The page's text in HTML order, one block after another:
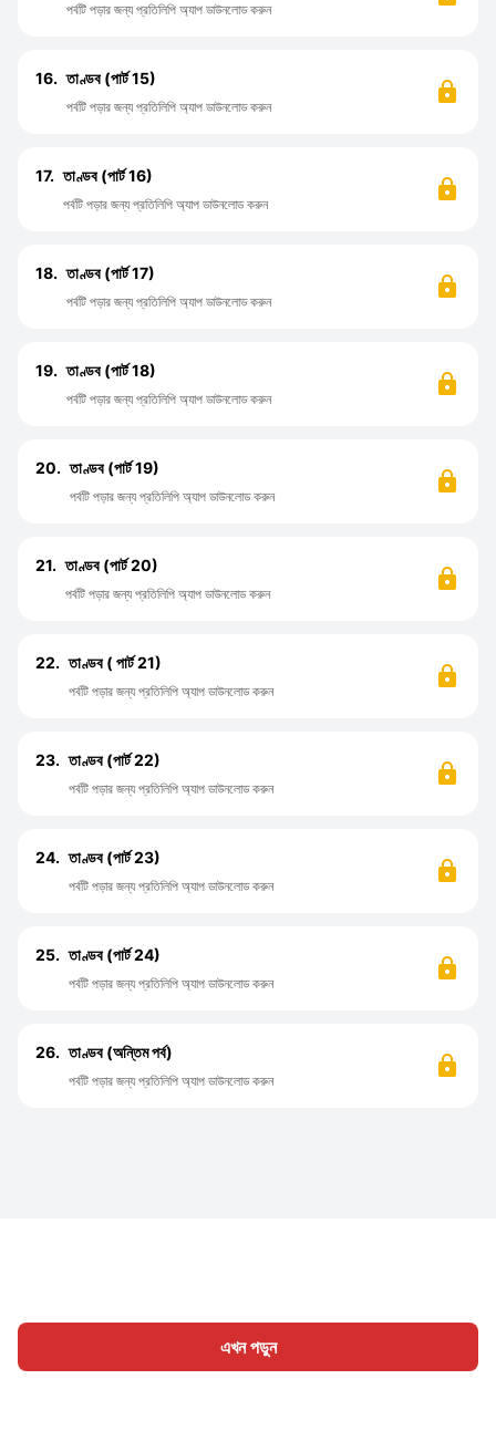
এখন পড়ুন
পর্বটি পড়ার জন্য প্রতিলিপি অ্যাপ ডাউনলোড করুন
16. তাণ্ডব (পার্ট 15)
পর্বটি পড়ার জন্য প্রতিলিপি অ্যাপ ডাউনলোড করুন
17. তাণ্ডব (পার্ট 16)
পর্বটি পড়ার জন্য প্রতিলিপি অ্যাপ ডাউনলোড করুন
18. তাণ্ডব (পার্ট 17)
পর্বটি পড়ার জন্য প্রতিলিপি অ্যাপ ডাউনলোড করুন
19. তাণ্ডব (পার্ট 18)
পর্বটি পড়ার জন্য প্রতিলিপি অ্যাপ ডাউনলোড করুন
20. তাণ্ডব (পার্ট 19)
পর্বটি পড়ার জন্য প্রতিলিপি অ্যাপ ডাউনলোড করুন
21. তাণ্ডব (পার্ট 20)
পর্বটি পড়ার জন্য প্রতিলিপি অ্যাপ ডাউনলোড করুন
22. তাণ্ডব ( পার্ট 21)
পর্বটি পড়ার জন্য প্রতিলিপি অ্যাপ ডাউনলোড করুন
23. তাণ্ডব (পার্ট 22)
পর্বটি পড়ার জন্য প্রতিলিপি অ্যাপ ডাউনলোড করুন
24. তাণ্ডব (পার্ট 23)
পর্বটি পড়ার জন্য প্রতিলিপি অ্যাপ ডাউনলোড করুন
25. তাণ্ডব (পার্ট 24)
পর্বটি পড়ার জন্য প্রতিলিপি অ্যাপ ডাউনলোড করুন
26. তাণ্ডব (অন্তিম পর্ব)
পর্বটি পড়ার জন্য প্রতিলিপি অ্যাপ ডাউনলোড করুন
হোম শ্রেণী লিখুন প্রবন্ধ সাইন ইন